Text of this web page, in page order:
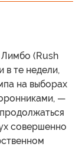
Лимбо (Rush
в те недели,
на выборах
—
совершенно